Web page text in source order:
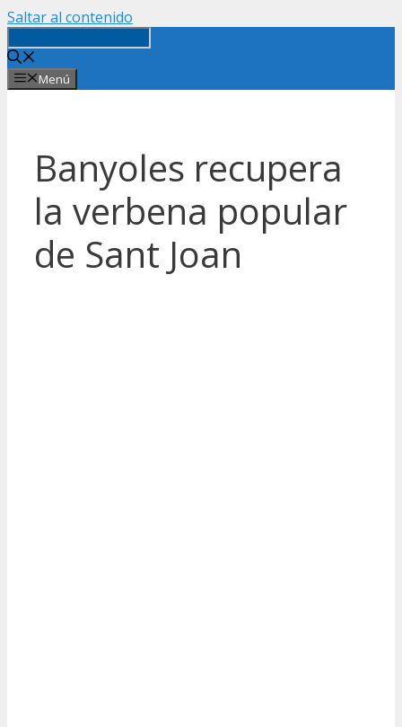
Saltar al contenido
Menú
Banyoles recupera
la verbena popular
de Sant Joan